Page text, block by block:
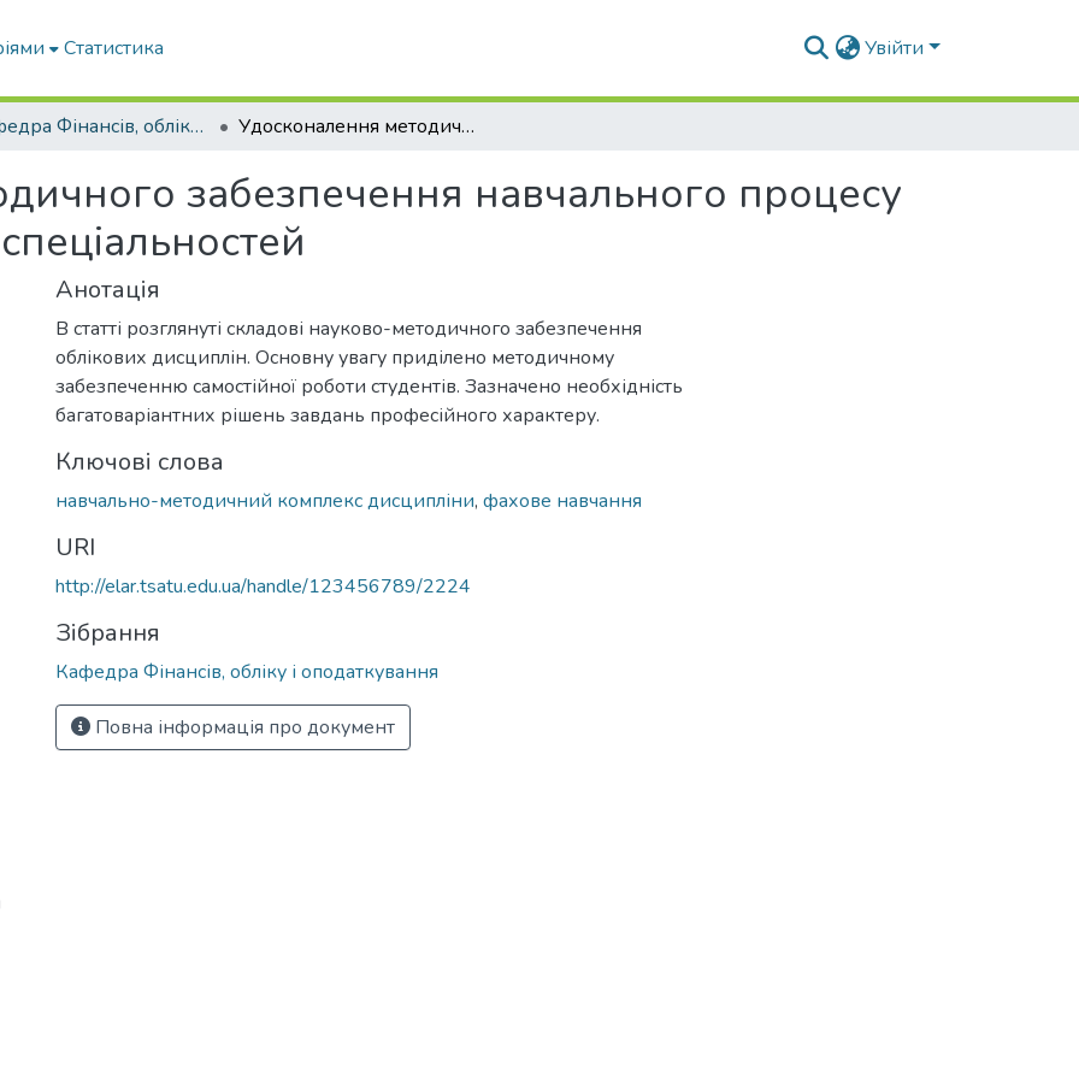
Статистика Увійти
Кафедра Фінансів, обліку і оподаткування Удосконалення методичного забезпечення навчального процесу студентів облікових спеціальностей
забезпечення навчального процесу
Анотація
В статті розглянуті складові науково-методичного забезпечення
облікових дисциплін. Основну увагу приділено методичному
забезпеченню самостійної роботи студентів. Зазначено необхідність
багатоваріантних рішень завдань професійного характеру.
Ключові слова
навчально-методичний комплекс дисципліни, фахове навчання
URI
http://elar.tsatu.edu.ua/handle/123456789/2224
Зібрання
Кафедра Фінансів, обліку і оподаткування
Повна інформація про документ